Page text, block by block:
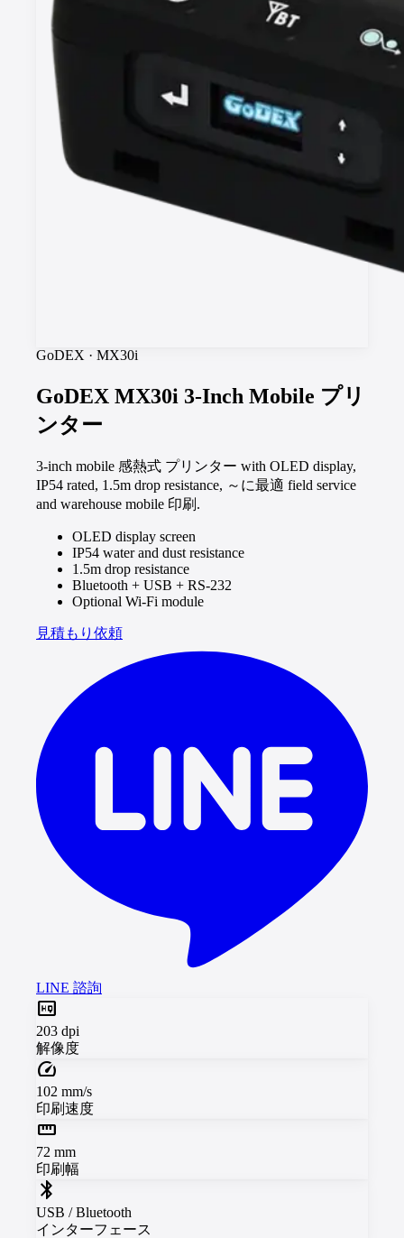
GoDEX · MX30i
GoDEX MX30i 3-Inch Mobile プリ
ンター
3-inch mobile 感熱式 プリンター with OLED display,
IP54 rated, 1.5m drop resistance, ～に最適 field service
and warehouse mobile 印刷.
OLED display screen
IP54 water and dust resistance
1.5m drop resistance
Bluetooth + USB + RS-232
Optional Wi-Fi module
見積もり依頼
LINE 諮詢
high_quality
203 dpi
解像度
speed
102 mm/s
印刷速度
straighten
72 mm
印刷幅
bluetooth
USB / Bluetooth
インターフェース